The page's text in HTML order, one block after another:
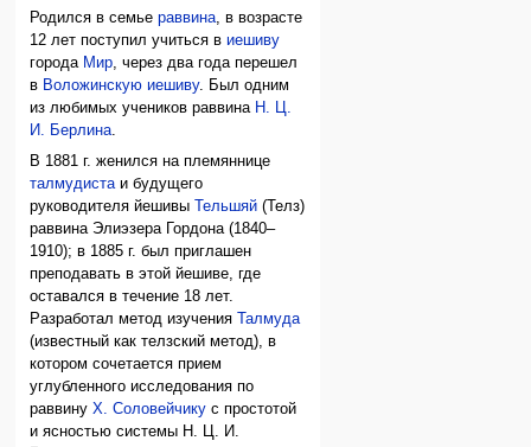
Родился в семьераввина, в возрасте
12 лет поступил учиться виешиву
города Мир, через два года перешел
в Воложинскую иешиву. Был одним
из любимых учеников раввина Н. Ц.
И. Берлина.
В 1881 г. женился на племяннице
талмудиста и будущего
руководителя йешивыТельшяй (Телз)
раввина Элиэзера Гордона (1840–
1910); в 1885 г. был приглашен
преподавать в этой йешиве, где
оставался в течение 18 лет.
Разработал метод изученияТалмуда
(известный как телзский метод), в
котором сочетается прием
углубленного исследования по
раввинуХ. Соловейчику с простотой
и ясностью системы Н. Ц. И.